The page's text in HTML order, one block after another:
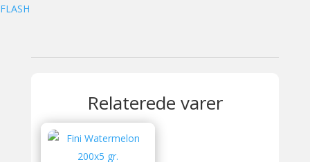
FLASH
Relaterede varer